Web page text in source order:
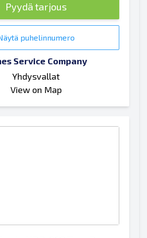
Pyydä tarjous
puhelinnumero
Service Company
Yhdysvallat
View on Map